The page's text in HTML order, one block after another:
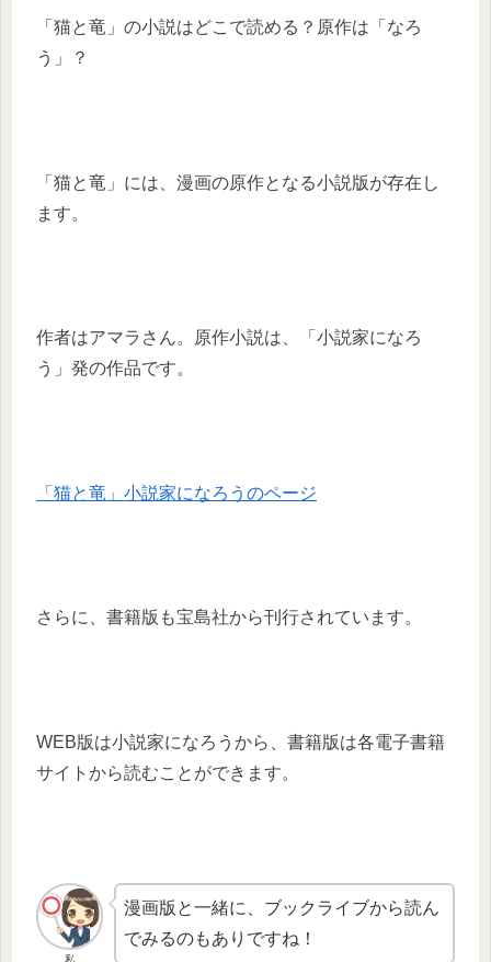
「猫と竜」の小説はどこで読める？原作は「なろ
う」？
「猫と竜」には、漫画の原作となる小説版が存在し
ます。
作者はアマラさん。原作小説は、「小説家になろ
う」発の作品です。
「猫と竜」小説家になろうのページ
さらに、書籍版も宝島社から刊行されています。
WEB版は小説家になろうから、書籍版は各電子書籍
サイトから読むことができます。
私
漫画版と一緒に、ブックライブから読ん
でみるのもありですね！